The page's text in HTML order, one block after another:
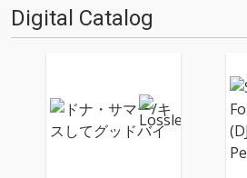
は…'''1.過去作の最新リマ
音源 2.これまで未配信…
Digital Catalog